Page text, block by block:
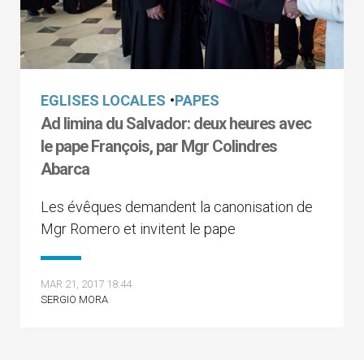
EGLISES LOCALES •PAPES
Ad limina du Salvador: deux heures avec
le pape François, par Mgr Colindres
Abarca
Les évêques demandent la canonisation de
Mgr Romero et invitent le pape
MAR 21, 2017 18:44
SERGIO MORA